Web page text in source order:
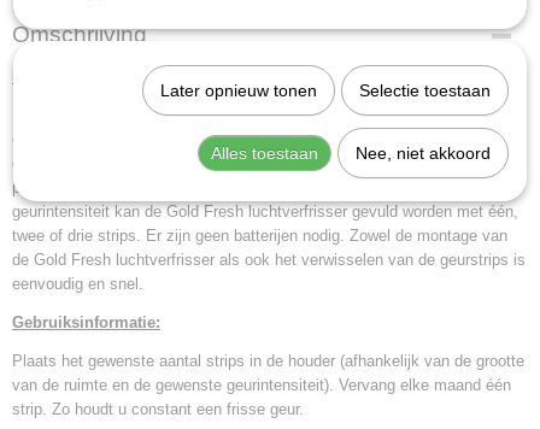
Productcode
99999091040
Omschrijving
De Gold Fresh is een luchtverfrisser voor gebruik in sanitaire ruimtes,
gangen, kantoren, etc. Deze luchtverfrisser is speciaal ontwikkeld om, in
combinatie met de geurstrips, tot twee maanden lang een bijzonder
prettige geur te verspreiden. Afhankelijk van de ruimte en de gewenste
geurintensiteit kan de Gold Fresh luchtverfrisser gevuld worden met één,
twee of drie strips. Er zijn geen batterijen nodig. Zowel de montage van
de Gold Fresh luchtverfrisser als ook het verwisselen van de geurstrips is
eenvoudig en snel.
Gebruiksinformatie:
Plaats het gewenste aantal strips in de houder (afhankelijk van de grootte
van de ruimte en de gewenste geurintensiteit). Vervang elke maand één
strip. Zo houdt u constant een frisse geur.
Later opnieuw tonen Selectie toestaan
Alles toestaan Nee, niet akkoord